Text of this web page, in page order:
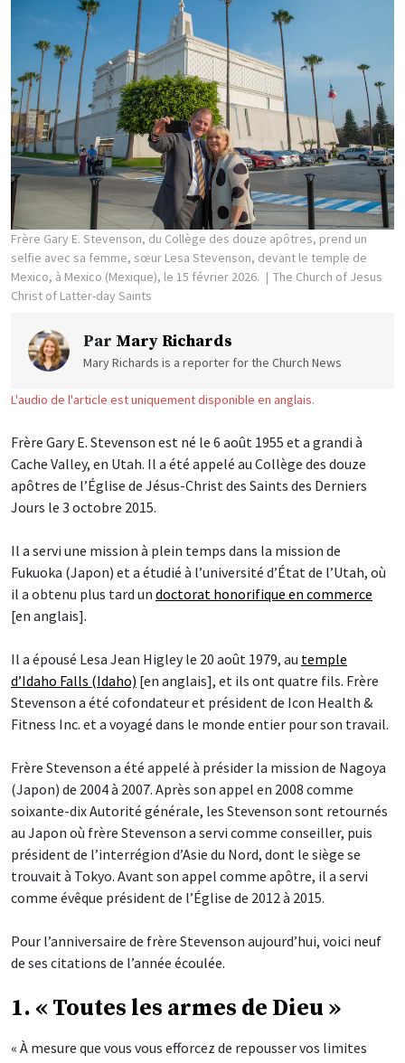
Frère Gary E. Stevenson, du Collège des douze apôtres, prend un
selfie avec sa femme, sœur Lesa Stevenson, devant le temple de
Mexico, à Mexico (Mexique), le 15 février 2026.
The Church of Jesus
Christ of Latter-day Saints
Par Mary Richards
Mary Richards is a reporter for the Church News
L'audio de l'article est uniquement disponible en anglais.
Frère Gary E. Stevenson est né le 6 août 1955 et a grandi à
Cache Valley, en Utah. Il a été appelé au Collège des douze
apôtres de l’Église de Jésus-Christ des Saints des Derniers
Jours le 3 octobre 2015.
Il a servi une mission à plein temps dans la mission de
Fukuoka (Japon) et a étudié à l’université d’État de l’Utah, où
il a obtenu plus tard un doctorat honorifique en commerce
[en anglais].
Il a épousé Lesa Jean Higley le 20 août 1979, au temple
d’Idaho Falls (Idaho) [en anglais], et ils ont quatre fils. Frère
Stevenson a été cofondateur et président de Icon Health &
Fitness Inc. et a voyagé dans le monde entier pour son travail.
Frère Stevenson a été appelé à présider la mission de Nagoya
(Japon) de 2004 à 2007. Après son appel en 2008 comme
soixante-dix Autorité générale, les Stevenson sont retournés
au Japon où frère Stevenson a servi comme conseiller, puis
président de l’interrégion d’Asie du Nord, dont le siège se
trouvait à Tokyo. Avant son appel comme apôtre, il a servi
comme évêque président de l’Église de 2012 à 2015.
Pour l’anniversaire de frère Stevenson aujourd’hui, voici neuf
de ses citations de l’année écoulée.
1. « Toutes les armes de Dieu »
« À mesure que vous vous efforcez de repousser vos limites